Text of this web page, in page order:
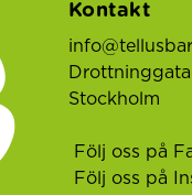
Kontakt
Stockholm
Följ oss på
Följ oss på